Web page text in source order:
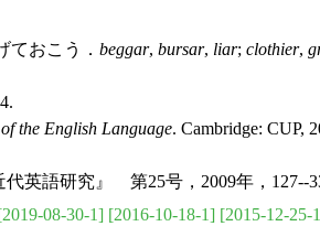
ておこう． beggar, bursar, liar; clothier,
the English Language. Cambridge: CUP,
英語研究』 第25号，2009年，127--
08-30-1] [2016-10-18-1] [2015-12-25-